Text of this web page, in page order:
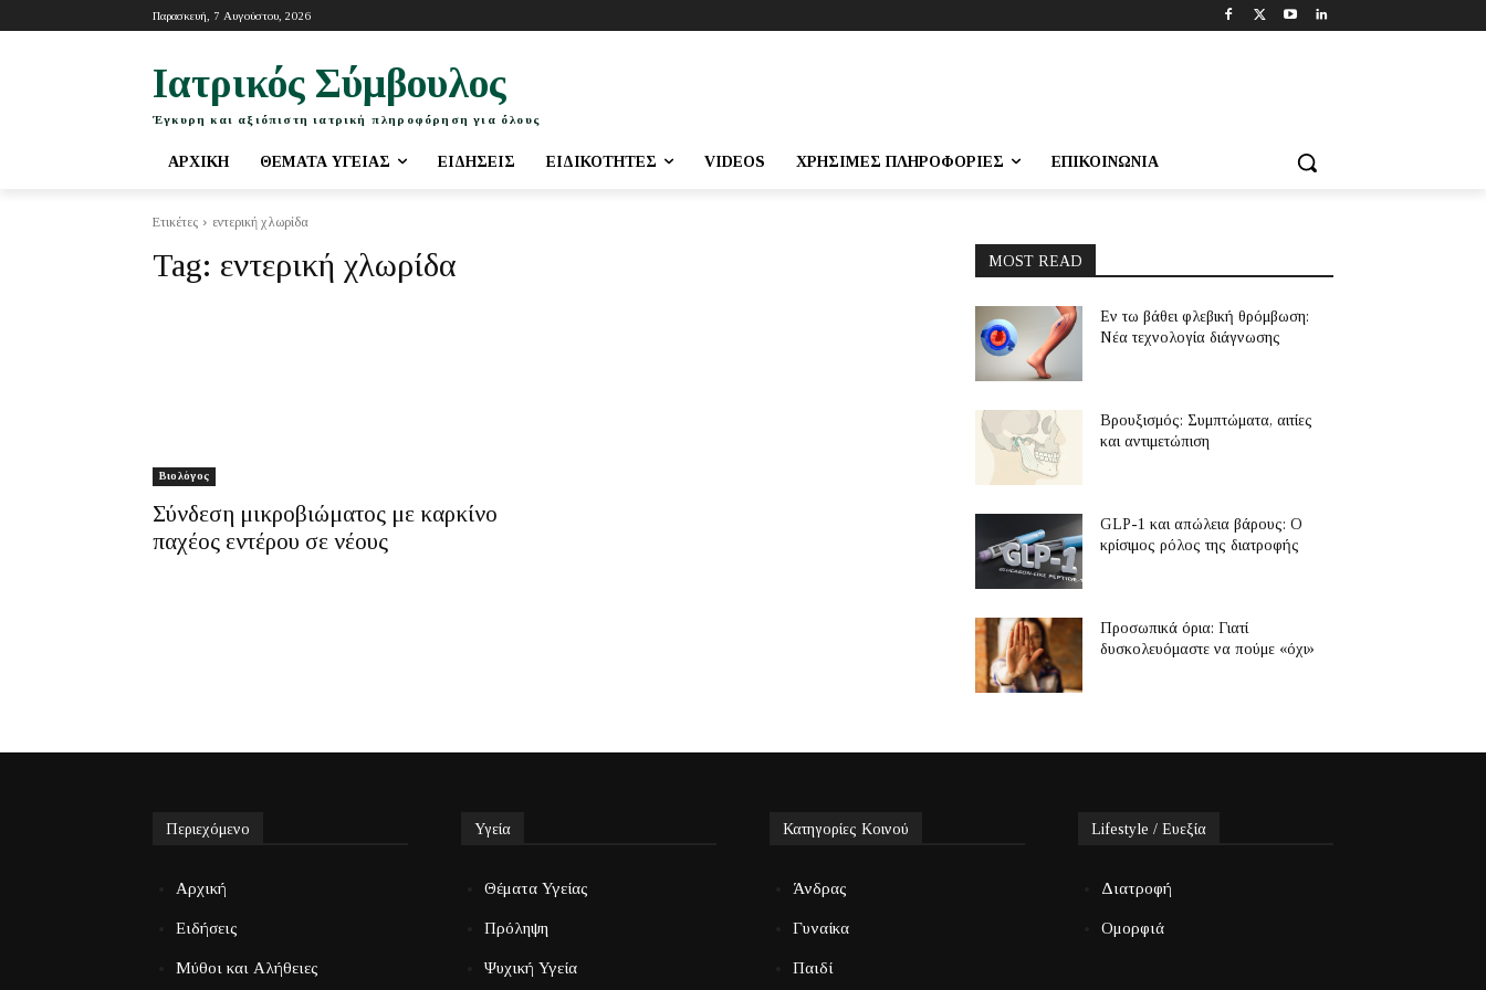
Παρασκευή, 7 Αυγούστου, 2026
Ιατρικός Σύμβουλος
Έγκυρη και αξιόπιστη ιατρική πληροφόρηση για όλους
ΑΡΧΙΚΉ ΘΈΜΑΤΑ ΥΓΕΊΑΣ ΕΙΔΉΣΕΙΣ ΕΙΔΙΚΌΤΗΤΕΣ VIDEOS ΧΡΉΣΙΜΕΣ ΠΛΗΡΟΦΟΡΊΕΣ ΕΠΙΚΟΙΝΩΝΊΑ
Ετικέτες εντερική χλωρίδα
Tag: εντερική χλωρίδα
Βιολόγος
Σύνδεση μικροβιώματος με καρκίνο
παχέος εντέρου σε νέους
MOST READ
Εν τω βάθει φλεβική θρόμβωση:
Νέα τεχνολογία διάγνωσης
Βρουξισμός: Συμπτώματα, αιτίες
και αντιμετώπιση
GLP-1 και απώλεια βάρους: Ο
κρίσιμος ρόλος της διατροφής
Προσωπικά όρια: Γιατί
δυσκολευόμαστε να πούμε «όχι»
Περιεχόμενο
Αρχική
Ειδήσεις
Μύθοι και Αλήθειες
Υγεία
Θέματα Υγείας
Πρόληψη
Ψυχική Υγεία
Κατηγορίες Κοινού
Άνδρας
Γυναίκα
Παιδί
Lifestyle / Ευεξία
Διατροφή
Ομορφιά